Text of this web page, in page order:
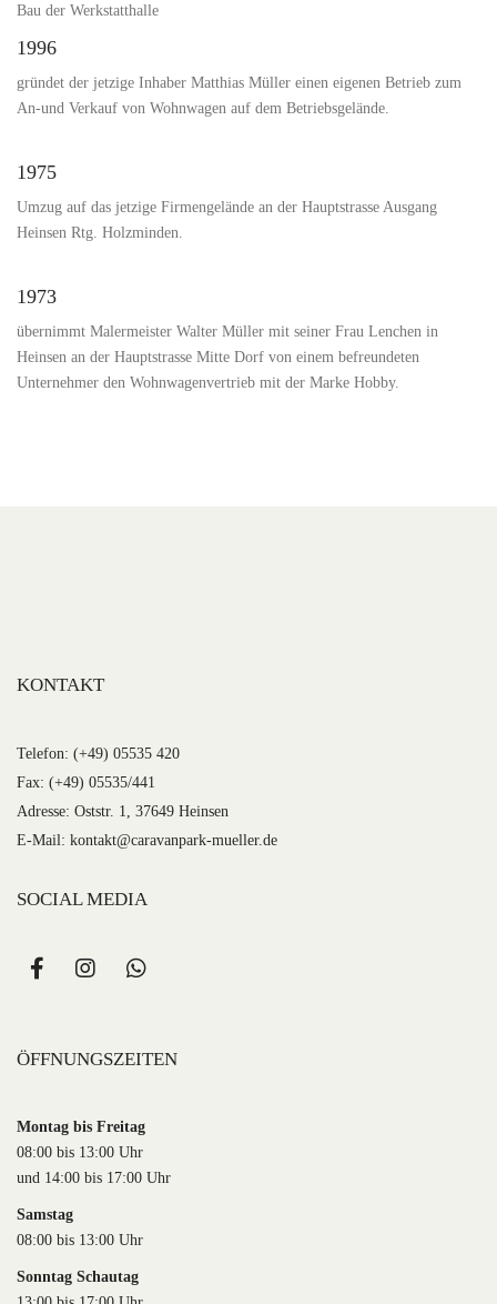
Bau der Werkstatthalle
1996
gründet der jetzige Inhaber Matthias Müller einen eigenen Betrieb zum
An-und Verkauf von Wohnwagen auf dem Betriebsgelände.
1975
Umzug auf das jetzige Firmengelände an der Hauptstrasse Ausgang
Heinsen Rtg. Holzminden.
1973
übernimmt Malermeister Walter Müller mit seiner Frau Lenchen in
Heinsen an der Hauptstrasse Mitte Dorf von einem befreundeten
Unternehmer den Wohnwagenvertrieb mit der Marke Hobby.
KONTAKT
Telefon: (+49) 05535 420
Fax: (+49) 05535/441
Adresse: Oststr. 1, 37649 Heinsen
E-Mail: kontakt@caravanpark-mueller.de
SOCIAL MEDIA
ÖFFNUNGSZEITEN
Montag bis Freitag
08:00 bis 13:00 Uhr
und 14:00 bis 17:00 Uhr
Samstag
08:00 bis 13:00 Uhr
Sonntag Schautag